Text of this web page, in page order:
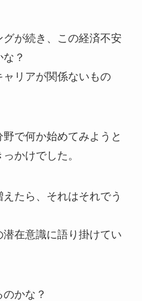
が続き、この経済不安
？
リアが関係ないもの
で何か始めてみようと
かけでした。
たら、それはそれでう
在意識に語り掛けてい
かな？